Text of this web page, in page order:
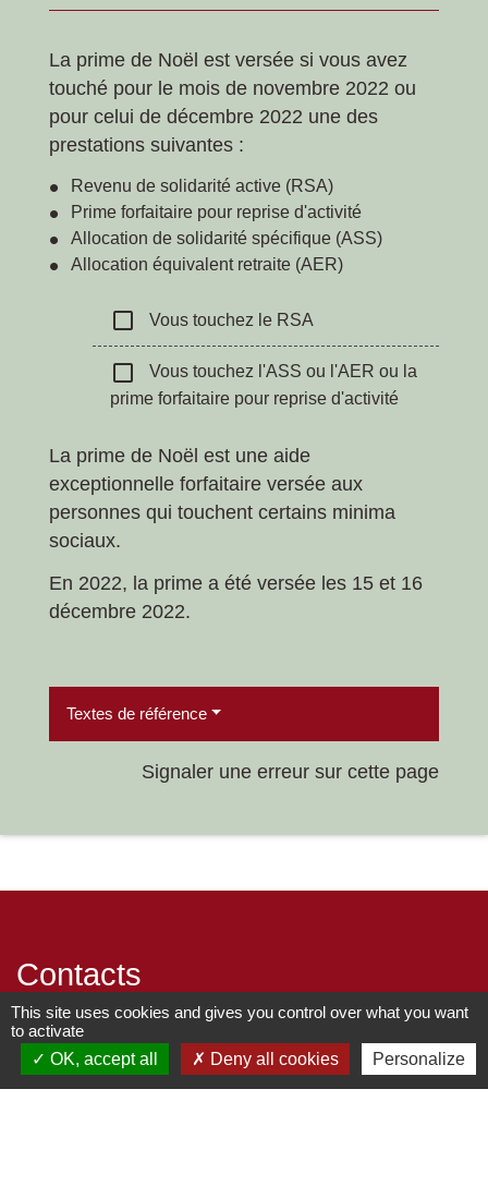
La prime de Noël est versée si vous avez
touché pour le mois de novembre 2022 ou
pour celui de décembre 2022 une des
prestations suivantes :
Revenu de solidarité active (RSA)
Prime forfaitaire pour reprise d'activité
Allocation de solidarité spécifique (ASS)
Allocation équivalent retraite (AER)
check_box_outline_blank Vous touchez le RSA
check_box_outline_blank
Vous touchez l'ASS ou l'AER ou la
prime forfaitaire pour reprise d'activité
La prime de Noël est une aide
exceptionnelle forfaitaire versée aux
personnes qui touchent certains minima
sociaux.
En 2022, la prime a été versée les 15 et 16
décembre 2022.
Textes de référence
Signaler une erreur sur cette page
Contacts
Commune de Chilly-le-Vignoble
84 Rue des écoles
39570 Chilly-le-Vignoble - FRANCE
This site uses cookies and gives you control over what you want
to activate
OK, accept all
Deny all cookies Personalize